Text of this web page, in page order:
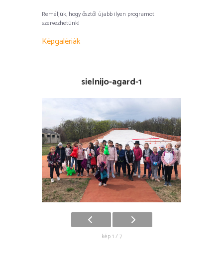
Reméljük, hogy ősztől újabb ilyen programot
szervezhetünk!
Képgalériák
sielnijo-agard-1
kép 1 / 7